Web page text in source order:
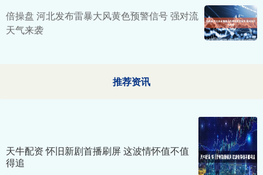
倍操盘 河北发布雷暴大风黄色预警信号 强对流
天气来袭
推荐资讯
天牛配资 怀旧新剧首播刷屏 这波情怀值不值
得追